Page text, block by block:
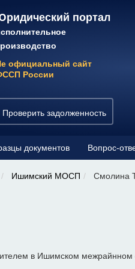
портал
официальный сайт
России
Проверить задолженность
документов Вопрос-
Ишимский МОСП Смолина
в Ишимском межрайнном